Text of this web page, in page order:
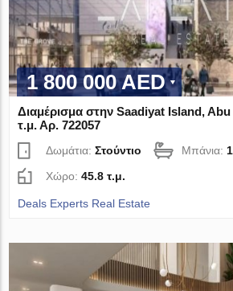
1 800 000 AED
Διαμέρισμα στην Saadiyat Island,
τ.μ. Αρ. 722057
Δωμάτια:Στούντιο Μπάνια: 1
Χώρο:45.8 τ.μ.
Deals Experts Real Estate